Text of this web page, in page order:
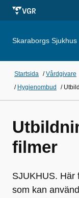
Skaraborgs Sjukhus
Startsida /Vårdgivare
/ Hygienombud /
filmer
SJUKHUS. Här
som kan